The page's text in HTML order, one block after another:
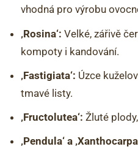
vhodná pro výrobu
‚Rosina‘: Velké, zářivě
kompoty i kandování.
‚Fastigiata‘: Úzce
tmavé listy.
‚Fructolutea‘: Žluté
‚Pendula‘ a